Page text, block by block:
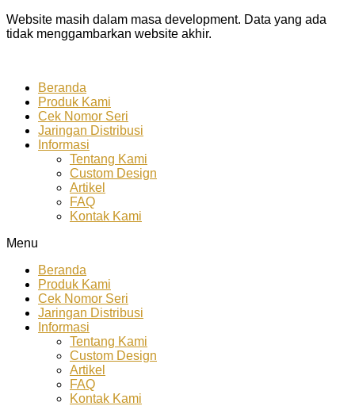
Website masih dalam masa development. Data yang ada
tidak menggambarkan website akhir.
Beranda
Produk Kami
Cek Nomor Seri
Jaringan Distribusi
Informasi
Tentang Kami
Custom Design
Artikel
FAQ
Kontak Kami
Menu
Beranda
Produk Kami
Cek Nomor Seri
Jaringan Distribusi
Informasi
Tentang Kami
Custom Design
Artikel
FAQ
Kontak Kami